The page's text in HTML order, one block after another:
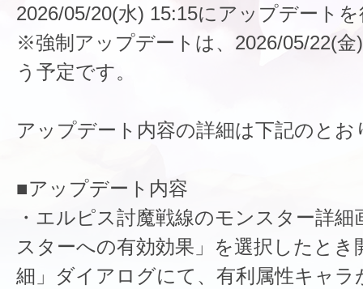
2026/05/20(水) 15:15にアップデート
※強制アップデートは、2026/05/22(金
う予定です。
アップデート内容の詳細は下記のとお
■アップデート内容
・エルピス討魔戦線のモンスター詳
スターへの有効効果」を選択したとき
細」ダイアログにて、有利属性キャラ